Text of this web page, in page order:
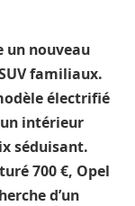
un nouveau
familiaux.
électrifié
intérieur
séduisant.
700 €, Opel
d’un